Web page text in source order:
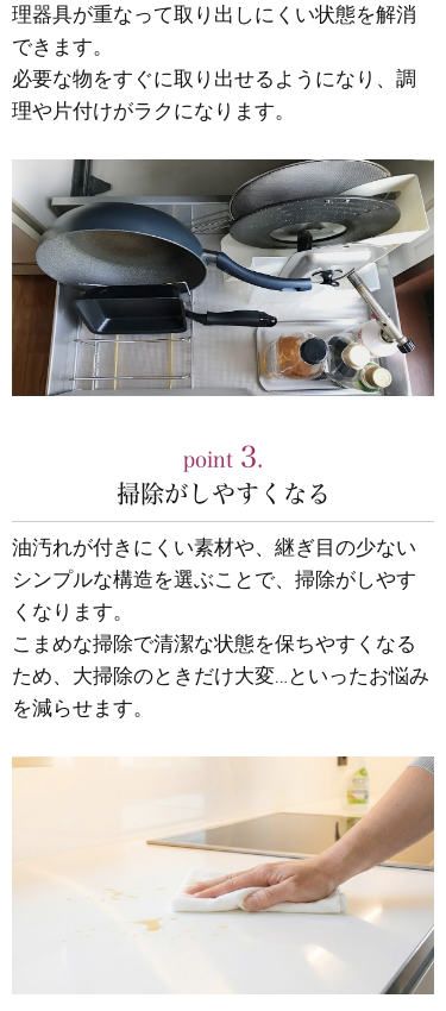
理器具が重なって取り出しにくい状態を解消
できます。
必要な物をすぐに取り出せるようになり、調
理や片付けがラクになります。
point 3.
掃除がしやすくなる
油汚れが付きにくい素材や、継ぎ目の少ない
シンプルな構造を選ぶことで、掃除がしやす
くなります。
こまめな掃除で清潔な状態を保ちやすくなる
ため、大掃除のときだけ大変…といったお悩み
を減らせます。